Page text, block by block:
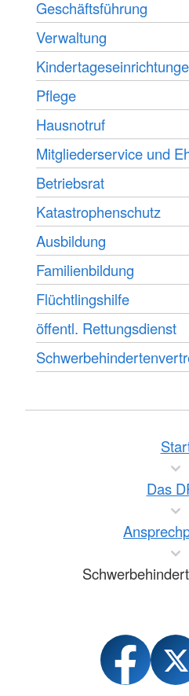
Geschäftsführung
Verwaltung
Pflege
Hausnotruf
Mitgliederservice und
Betriebsrat
Katastrophenschutz
Ausbildung
Familienbildung
Flüchtlingshilfe
öffentl. Rettungsdienst
Das